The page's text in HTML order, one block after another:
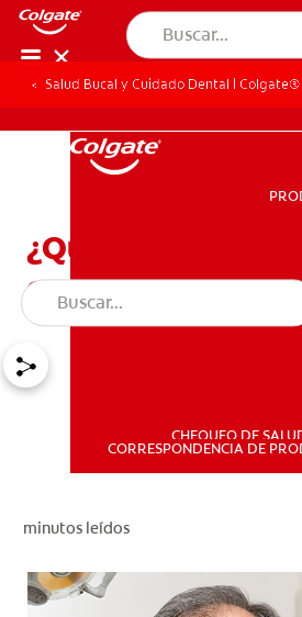
CHEQUEO DE
CORRESPONDENCIA DE
Salud Bucal y Cuidado Dental | Colgate®
¿Qué es la osteítis
condensante?
minutos leídos